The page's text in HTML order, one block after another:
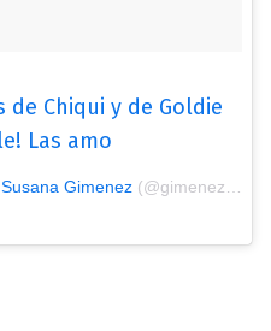
Chiqui y de Goldie
Las amo
Susana Gimenez (@gimenezsuok) el